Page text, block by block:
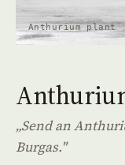
Anthurium plant
„Send an
Burgas."